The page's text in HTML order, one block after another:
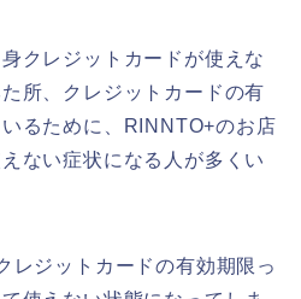
クレジットカードが使えな
所、クレジットカードの有
るために、RINNTO+のお店
ない症状になる人が多くい
レジットカードの有効期限っ